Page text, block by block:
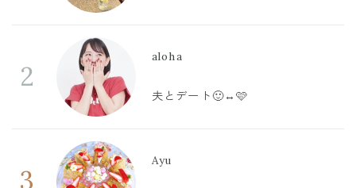
2
aloha
夫とデート🙂‍↔️🩷
3
Ayu